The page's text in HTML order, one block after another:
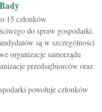
15 członków
do spraw gospodarki.
są w szczególności
organizacje samorządu
przedsiębiorców oraz
powołuje członków